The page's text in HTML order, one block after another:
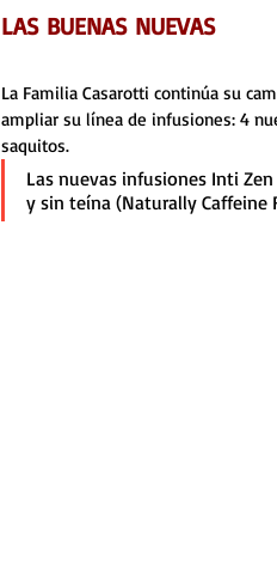
LAS BUENAS NUEVAS
La Familia Casarotti continúa su
ampliar su línea de infusiones: 4
saquitos.
Las nuevas infusiones Inti
y sin teína (Naturally Caffeine